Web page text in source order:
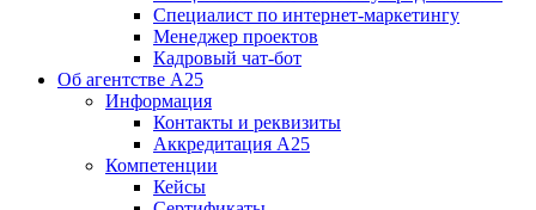
Специалист по интернет-маркетингу
Менеджер проектов
Кадровый чат-бот
Об агентстве А25
Информация
Контакты и реквизиты
Аккредитация А25
Компетенции
Кейсы